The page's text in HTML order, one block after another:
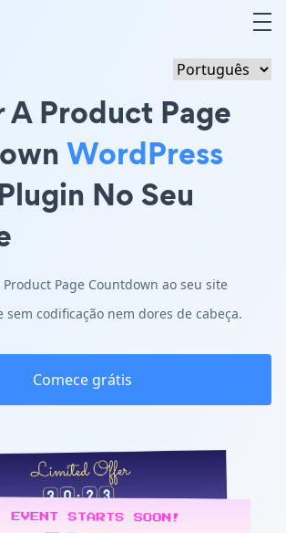
A Product Page
WordPress
No Seu
Page Countdown ao seu site
sem codificação nem dores de cabeça.
Comece grátis